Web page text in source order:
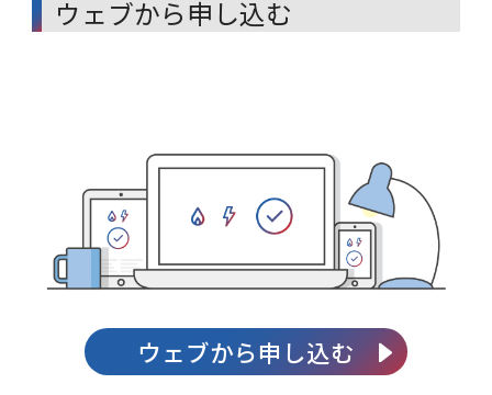
ウェブから申し込む
ウェブから申し込む